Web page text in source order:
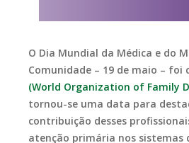
O Dia Mundial da Médica e do
Comunidade – 19 de maio –
(World Organization of Family
tornou-se uma data para
contribuição desses
atenção primária nos sistemas